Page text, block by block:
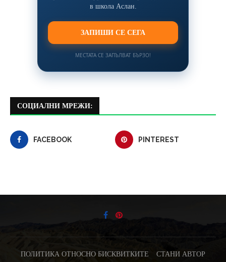
в школа Аслан.
ЗАПИШИ СЕ СЕГА
МЕСТАТА СЕ ЗАПЪЛВАТ БЪРЗО!
СОЦИАЛНИ МРЕЖИ:
FACEBOOK PINTEREST
ПОЛИТИКА ОТНОСНО БИСКВИТКИТЕ СТАНИ АВТОР